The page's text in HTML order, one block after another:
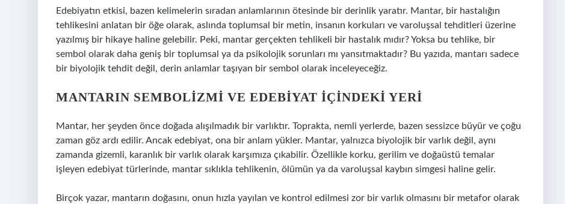
Edebiyatın etkisi, bazen kelimelerin sıradan anlamlarının ötesinde bir derinlik yaratır. Mantar, bir hastalığın
tehlikesini anlatan bir öğe olarak, aslında toplumsal bir metin, insanın korkuları ve varoluşsal tehditleri üzerine
yazılmış bir hikaye haline gelebilir. Peki, mantar gerçekten tehlikeli bir hastalık mıdır? Yoksa bu tehlike, bir
sembol olarak daha geniş bir toplumsal ya da psikolojik sorunları mı yansıtmaktadır? Bu yazıda, mantarı sadece
bir biyolojik tehdit değil, derin anlamlar taşıyan bir sembol olarak inceleyeceğiz.
MANTARIN SEMBOLIZMI VE EDEBIYAT İÇINDEKI YERI
Mantar, her şeyden önce doğada alışılmadık bir varlıktır. Toprakta, nemli yerlerde, bazen sessizce büyür ve çoğu
zaman göz ardı edilir. Ancak edebiyat, ona bir anlam yükler. Mantar, yalnızca biyolojik bir varlık değil, aynı
zamanda gizemli, karanlık bir varlık olarak karşımıza çıkabilir. Özellikle korku, gerilim ve doğaüstü temalar
işleyen edebiyat türlerinde, mantar sıklıkla tehlikenin, ölümün ya da varoluşsal kaybın simgesi haline gelir.
Birçok yazar, mantarın doğasını, onun hızla yayılan ve kontrol edilmesi zor bir varlık olmasını bir metafor olarak